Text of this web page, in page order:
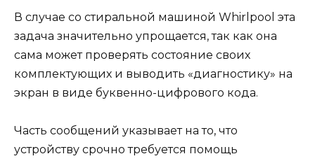
В случае со стиральной машиной Whirlpool эта
задача значительно упрощается, так как она
сама может проверять состояние своих
комплектующих и выводить «диагностику» на
экран в виде буквенно-цифрового кода.
Часть сообщений указывает на то, что
устройству срочно требуется помощь